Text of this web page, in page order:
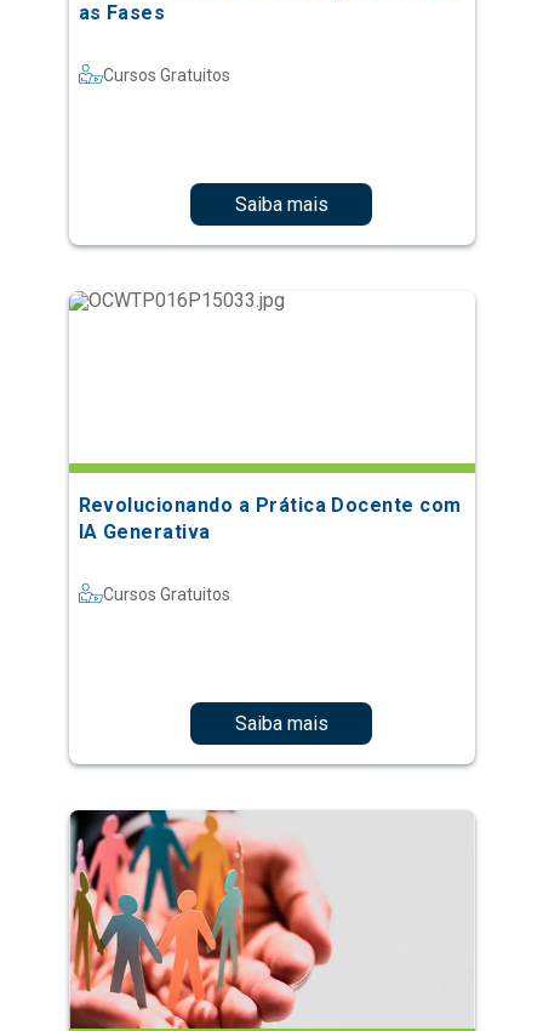
as Fases
Cursos Gratuitos
Saiba mais
Revolucionando a Prática Docente com
IA Generativa
Cursos Gratuitos
Saiba mais